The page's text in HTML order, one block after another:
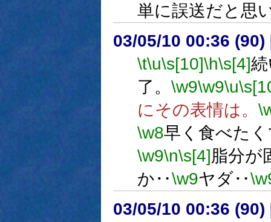
単に誤送だと思
03/05/10 00:36 (90)
\t\u\s[10]\h\s[4]
了。 \w9\w9\u
にその表情は。
\w8早く食べた
\w9\n\s[4]脂分
か‥\w9ヤダ‥
03/05/10 00:36 (90)